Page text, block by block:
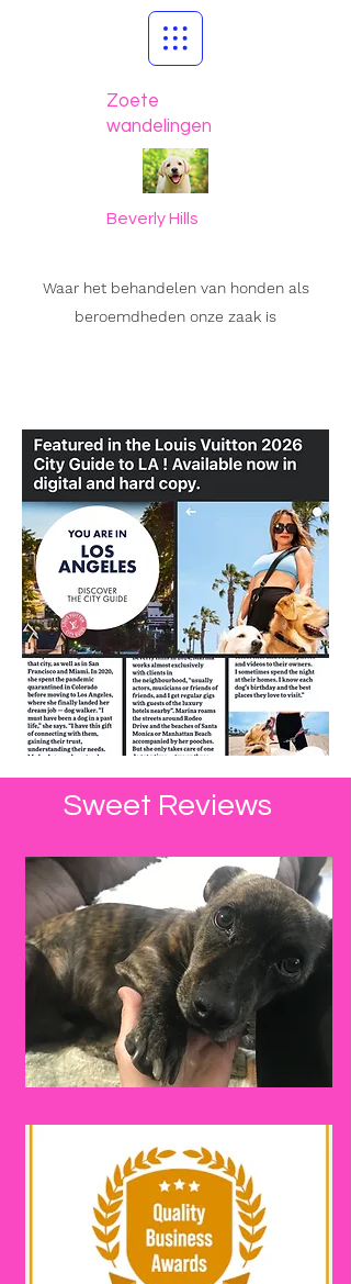
Zoete
wandelingen
Beverly Hills
Waar het behandelen van honden als
beroemdheden onze zaak is
Sweet Reviews